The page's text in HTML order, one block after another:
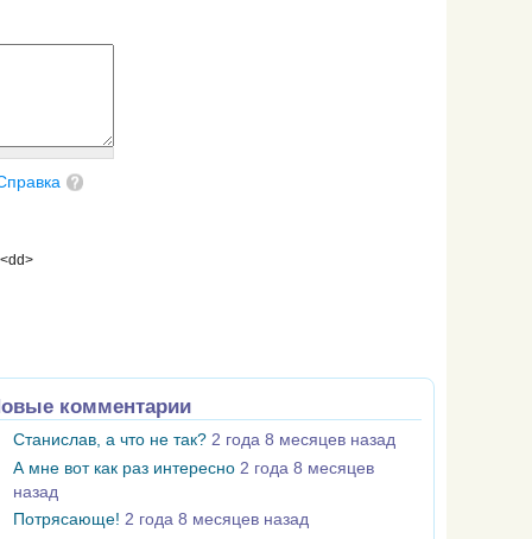
комментарии
Станислав, а что не так? 2 года 8 месяцев назад
А мне вот как раз интересно 2 года 8 месяцев
назад
Потрясающе! 2 года 8 месяцев назад